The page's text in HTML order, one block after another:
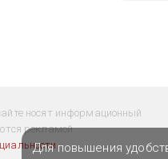
носят информационный
рекламой.
Для повышения